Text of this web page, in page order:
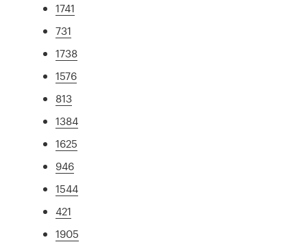
1741
731
1738
1576
813
1384
1625
946
1544
421
1905